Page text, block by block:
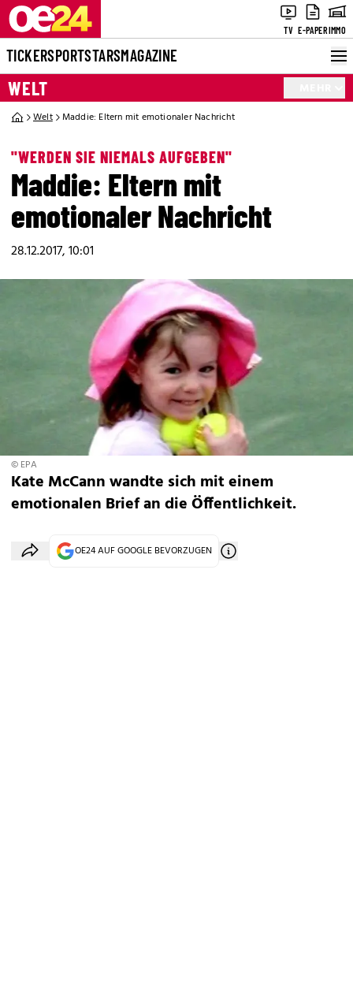
TV E-PAPERIMMO
TICKERSPORTSTARSMAGAZINE
WELT
Welt Maddie: Eltern mit emotionaler Nachricht
"WERDEN SIE NIEMALS AUFGEBEN"
Maddie: Eltern mit
emotionaler Nachricht
28.12.2017, 10:01
© EPA
Kate McCann wandte sich mit einem
emotionalen Brief an die Öffentlichkeit.
OE24 AUF GOOGLE BEVORZUGEN